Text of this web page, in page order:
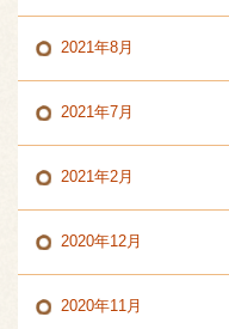
2021年8月
2021年7月
2021年2月
2020年12月
2020年11月